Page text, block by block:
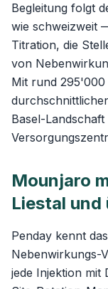
Begleitung folgt
wie schweizweit
Titration, die
von
Mit rund
Basel-
Mounjaro
Liestal und
Penday kennt
Nebenwirkungs-
jede Injektion mit